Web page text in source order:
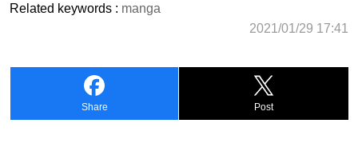
Related keywords : manga
2021/01/29 17:41
Share Post